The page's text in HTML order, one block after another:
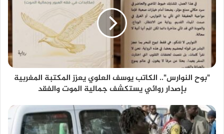
"بوح النوارس".. الكاتب يوسف العلوي يعزز المكتبة المغربية
بإصدار روائي يستكشف جمالية الموت والفقد